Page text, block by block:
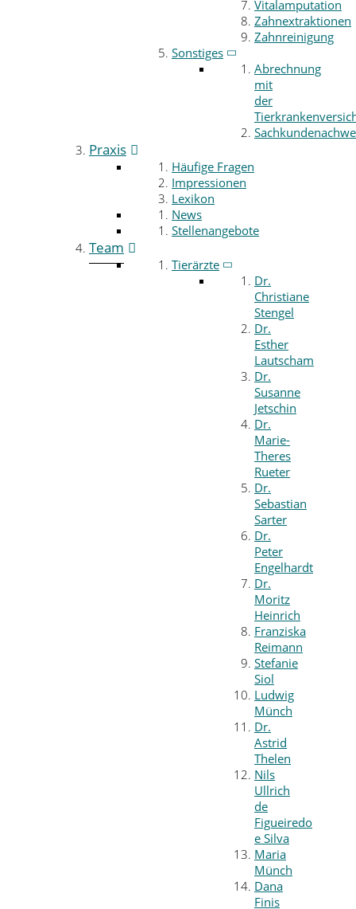
Vitalamputation
Zahnextraktionen
Zahnreinigung
Sonstiges
Abrechnung
mit
der
Praxis
Häufige Fragen
Impressionen
Lexikon
News
Stellenangebote
Team
Tierärzte
Dr.
Christiane
Stengel
Dr.
Esther
Lautscham
Dr.
Susanne
Jetschin
Dr.
Marie-
Theres
Rueter
Dr.
Sebastian
Sarter
Dr.
Peter
Engelhardt
Dr.
Moritz
Heinrich
Franziska
Reimann
Stefanie
Siol
Ludwig
Münch
Dr.
Astrid
Thelen
Nils
Ullrich
de
Figueiredo
e Silva
Maria
Münch
Dana
Finis